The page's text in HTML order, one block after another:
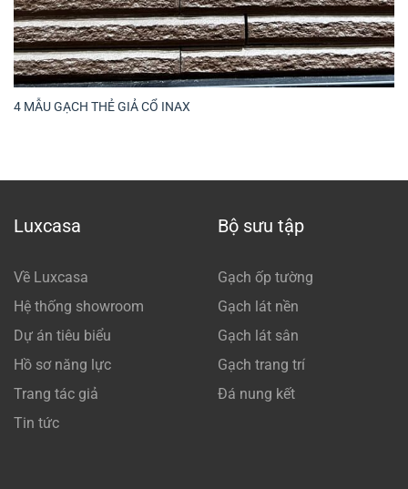
4 MẪU GẠCH THẺ GIẢ CỔ INAX
Luxcasa
Về Luxcasa
Hệ thống showroom
Dự án tiêu biểu
Hồ sơ năng lực
Trang tác giả
Tin tức
Bộ sưu tập
Gạch ốp tường
Gạch lát nền
Gạch lát sân
Gạch trang trí
Đá nung kết